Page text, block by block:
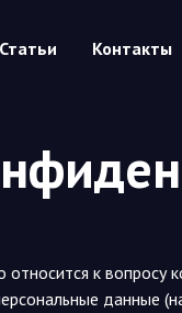
Статьи Контакты
относится к вопросу
данные